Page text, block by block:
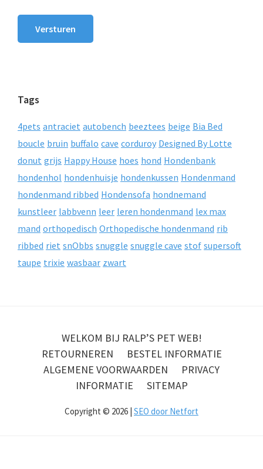
Versturen
Tags
4pets antraciet autobench beeztees beige Bia Bed
boucle bruin buffalo cave corduroy Designed By Lotte
donut grijs Happy House hoes hond Hondenbank
hondenhol hondenhuisje hondenkussen Hondenmand
hondenmand ribbed Hondensofa hondnemand
kunstleer labbvenn leer leren hondenmand lex max
mand orthopedisch Orthopedische hondenmand rib
ribbed riet snObbs snuggle snuggle cave stof supersoft
taupe trixie wasbaar zwart
WELKOM BIJ RALP’S PET WEB!
RETOURNEREN
BESTEL INFORMATIE
ALGEMENE VOORWAARDEN
PRIVACY
INFORMATIE
SITEMAP
Copyright © 2026 | SEO door Netfort